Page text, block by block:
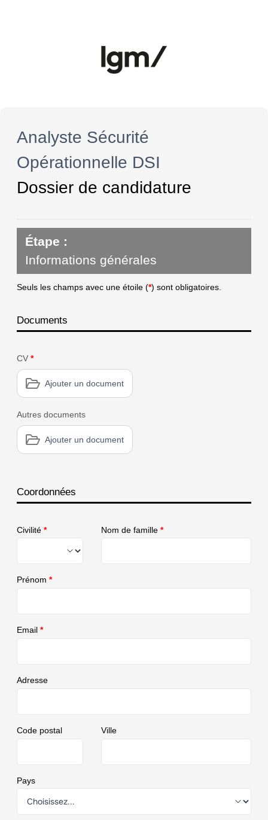
Analyste Sécurité
Opérationnelle DSI
Dossier de candidature
Étape :
Informations générales
Seuls les champs avec une étoile (*) sont obligatoires.
Documents
CV *
Ajouter un document
Autres documents
Ajouter un document
Coordonnées
Civilité * Nom de famille *
Prénom *
Email *
Adresse
Code postal Ville
Pays